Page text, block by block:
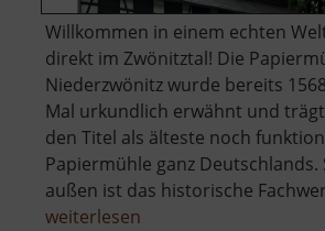
Willkommen in einem echten
direkt im Zwönitztal! Die
Niederzwönitz wurde bereits
Mal urkundlich erwähnt und
den Titel als älteste noch
Papiermühle ganz Deutschlands.
außen ist das historische
weiterlesen